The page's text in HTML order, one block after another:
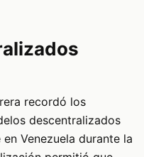
recordó los
descentralizados
Venezuela durante la